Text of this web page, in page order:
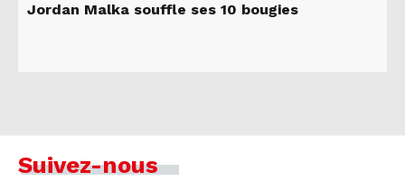
Jordan Malka souffle ses 10 bougies
Suivez-nous